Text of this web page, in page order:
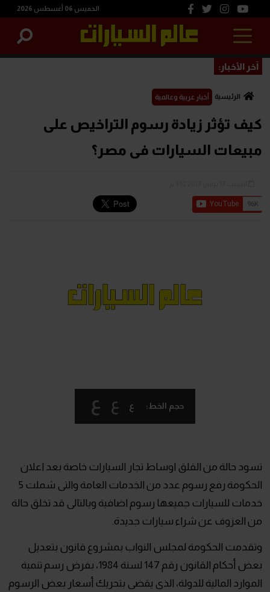
الخميس 06 أغسطس 2026
آخر الأخبار:
الرئيسية أخبار عربية وعالمية
كيف تؤثر زيادة رسوم التراخيص على
مبيعات السيارات فى مصر؟
حجم الخط: ع ع ع
تسود حالة من القلق اوساط تجار السيارات خاصة بعد اعلان
الحكومة رفع رسوم عدد من الخدمات العامة والتى شملت 5
خدمات للسيارات جميعها رسوم اضافية وبالتالى قد تخلق حالة
من العزوف عن شراء سيارات جديدة.
وتقدمت الحكومة لمجلس النواب بمشروع قانون بتعديل
بعض أحكام القانون رقم 147 لسنة 1984، بفرض رسم تنمية
الموارد المالية للدولة، الذى يقضى بتحريك أسعار بعض الرسوم